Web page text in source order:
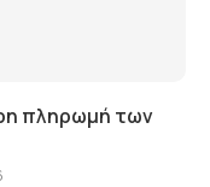
πληρωμή των